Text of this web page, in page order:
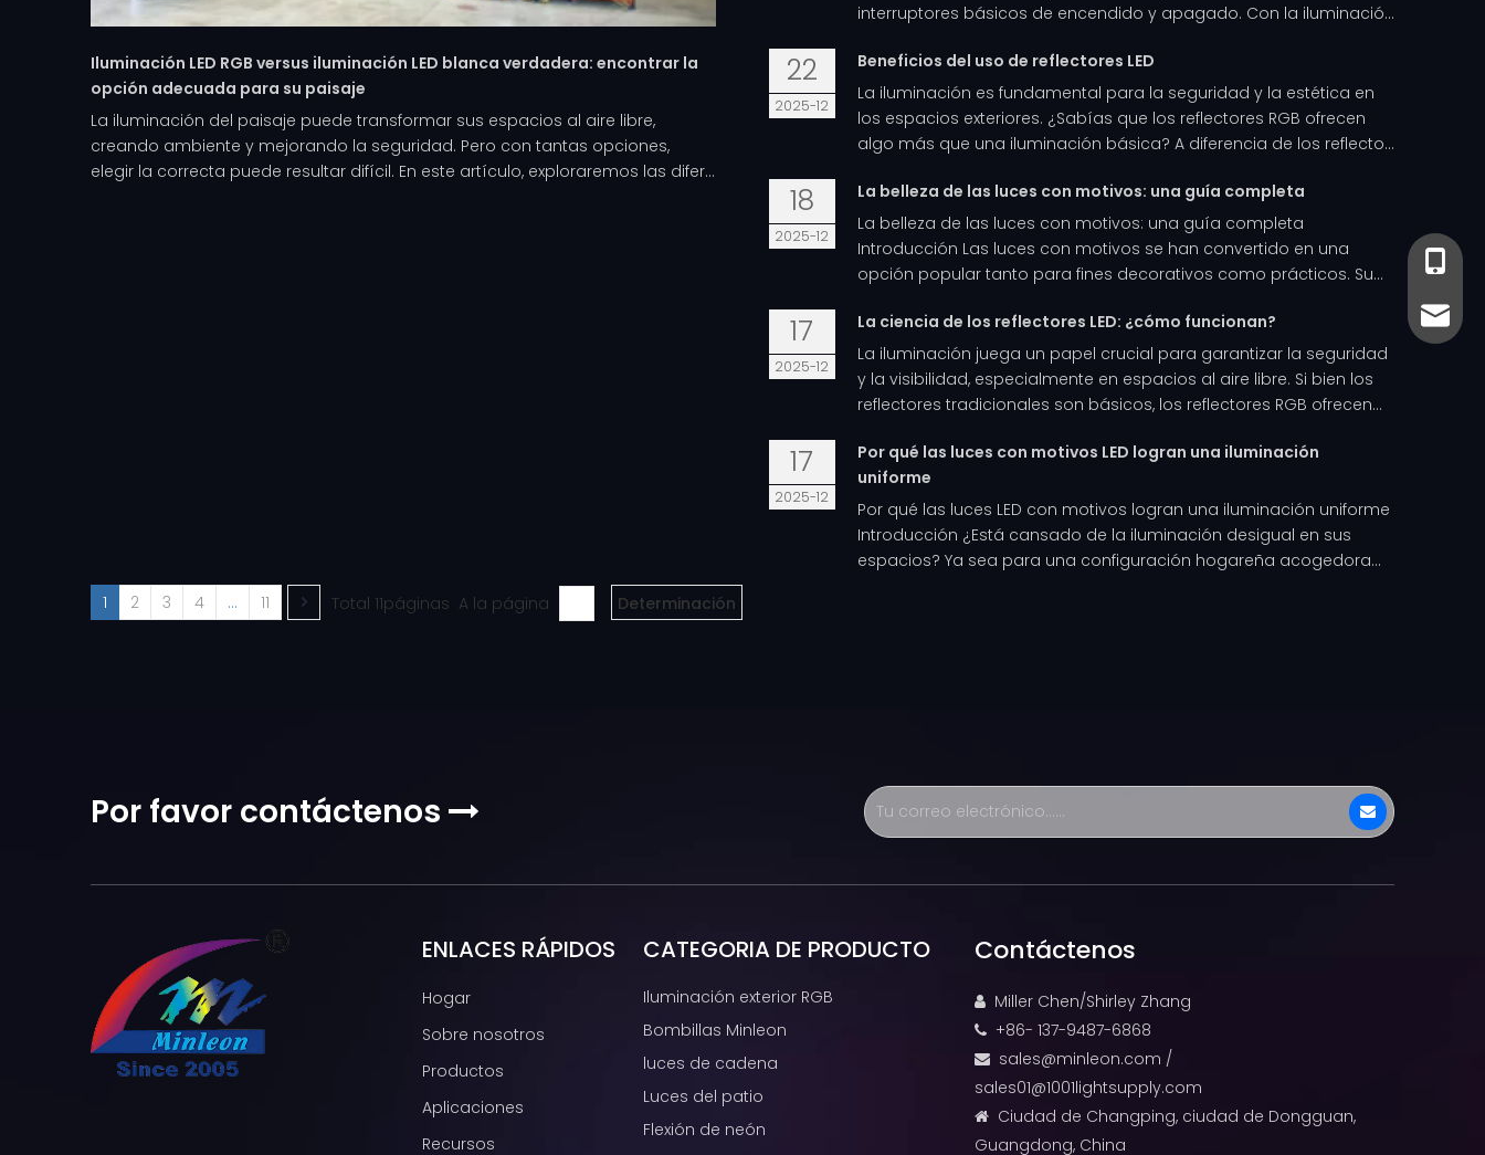
Iluminación LED RGB versus iluminación LED blanca verdadera: encontrar la
opción adecuada para su paisaje
La iluminación del paisaje puede transformar sus espacios al aire libre,
creando ambiente y mejorando la seguridad. Pero con tantas opciones,
elegir la correcta puede resultar difícil. En este artículo, exploraremos las difer...
interruptores básicos de encendido y apagado. Con la iluminació...
22
2025-12
Beneficios del uso de reflectores LED
La iluminación es fundamental para la seguridad y la estética en
los espacios exteriores. ¿Sabías que los reflectores RGB ofrecen
algo más que una iluminación básica? A diferencia de los reflecto...
18
2025-12
La belleza de las luces con motivos: una guía completa
La belleza de las luces con motivos: una guía completa
Introducción Las luces con motivos se han convertido en una
opción popular tanto para fines decorativos como prácticos. Su...
17
2025-12
La ciencia de los reflectores LED: ¿cómo funcionan?
La iluminación juega un papel crucial para garantizar la seguridad
y la visibilidad, especialmente en espacios al aire libre. Si bien los
reflectores tradicionales son básicos, los reflectores RGB ofrecen...
17
2025-12
Por qué las luces con motivos LED logran una iluminación
uniforme
Por qué las luces LED con motivos logran una iluminación uniforme
Introducción ¿Está cansado de la iluminación desigual en sus
espacios? Ya sea para una configuración hogareña acogedora...
1
2 3 4 ... 11 Total 11páginas A la página Determinación
+86-
Por favor contáctenos 
ENLACES RÁPIDOS
Hogar
Sobre nosotros
Productos
Aplicaciones
Recursos
CATEGORIA DE PRODUCTO
Iluminación exterior RGB
Bombillas Minleon
luces de cadena
Luces del patio
Flexión de neón
Contáctenos
 Miller Chen/Shirley Zhang
 +86- 137-9487-6868
 sales@minleon.com /
sales01@1001lightsupply.com

Ciudad de Changping, ciudad de Dongguan,
Guangdong, China
+86-